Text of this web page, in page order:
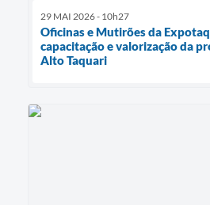
29 MAI 2026 - 10h27
Oficinas e Mutirões da
capacitação e valorização da
Alto Taquari